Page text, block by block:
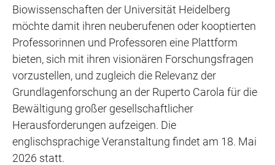
Biowissenschaften der Universität Heidelberg
möchte damit ihren neuberufenen oder kooptierten
Professorinnen und Professoren eine Plattform
bieten, sich mit ihren visionären Forschungsfragen
vorzustellen, und zugleich die Relevanz der
Grundlagenforschung an der Ruperto Carola für die
Bewältigung großer gesellschaftlicher
Herausforderungen aufzeigen. Die
englischsprachige Veranstaltung findet am 18. Mai
2026 statt.